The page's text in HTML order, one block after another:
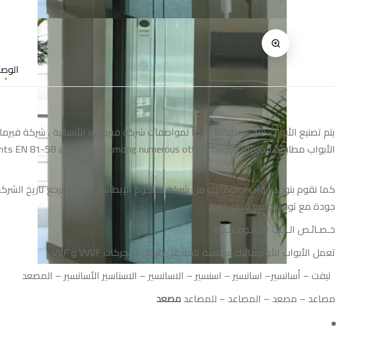
يتم تصنيع الأبواب الأوتوماتيكية وفقآ لمواصفات شركة فيرماتور الأسبانية ، شركة
الأبواب مطابقة للمعايير الدولية EN 81-1/2, ASME A17.1-2000, and fire requirements EN 81-58 and UL 10B among numerous others.
جودة مع توفير جميع قطع الغيار.
خـصـائـص الـبـاب الأوتـومـاتـيـك
تعمل الأبواب الأوتوماتيك بسلاسة تامة عن طريق المحركات VVVF و VVF .
ليفت– أسانسير– اسانسير– اسنسير– الاسانسير– الاسناسير الأسانسير– المصعد
مصاعد – مصعد – المصاعد – للمصاعدمصعد